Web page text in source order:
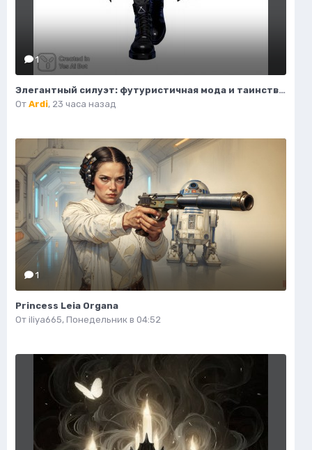
1
Элегантный силуэт: футуристичная мода и таинственный воитель пустоты. Генерация из нейронной сети Flux Ai
От Ardi, 23 часа назад
1
Princess Leia Organa
От iliya665, Понедельник в 04:52